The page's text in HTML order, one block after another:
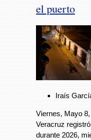
el puerto
Iraís
Viernes, Mayo
Veracruz
durante 2026,